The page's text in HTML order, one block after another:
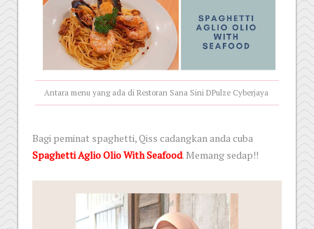
Antara menu yang ada di Restoran Sana Sini DPulze Cyberjaya
Bagi peminat spaghetti, Qiss cadangkan anda cuba
Spaghetti Aglio Olio With Seafood. Memang sedap!!